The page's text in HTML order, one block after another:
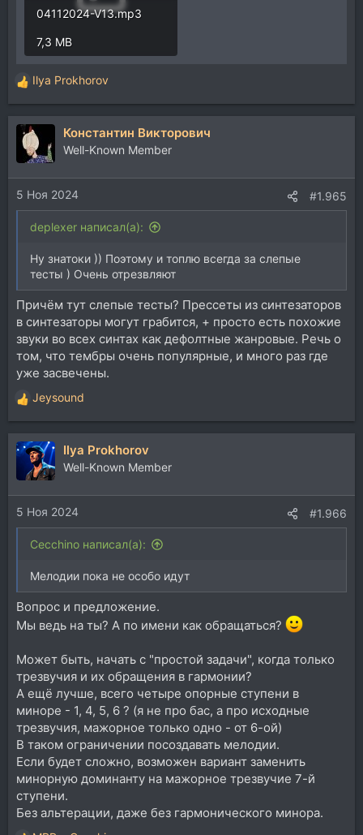
04112024-V13.mp3
7,3 MB
Р
е
а
ц
и
и
:
Ilya Prokhorov
Константин Викторович
Well-Known Member
5 Ноя 2024 #1.965
deplexer написал(а):
Ну знатоки )) Поэтому и топлю всегда за слепые
тесты ) Очень отрезвляют
Причём тут слепые тесты? Прессеты из синтезаторов
в синтезаторы могут грабится, + просто есть похожие
звуки во всех синтах как дефолтные жанровые. Речь о
том, что тембры очень популярные, и много раз где
уже засвечены.
Р
е
а
к
ц
и
и
:
Jeysound
Ilya Prokhorov
Well-Known Member
5 Ноя 2024 #1.966
Cecchino написал(а):
Мелодии пока не особо идут
Вопрос и предложение.
Мы ведь на ты? А по имени как обращаться?
Может быть, начать с "простой задачи", когда только
трезвучия и их обращения в гармонии?
А ещё лучше, всего четыре опорные ступени в
миноре - 1, 4, 5, 6 ? (я не про бас, а про исходные
трезвучия, мажорное только одно - от 6-ой)
В таком ограничении посоздавать мелодии.
Если будет сложно, возможен вариант заменить
минорную доминанту на мажорное трезвучие 7-й
ступени.
Без альтерации, даже без гармонического минора.